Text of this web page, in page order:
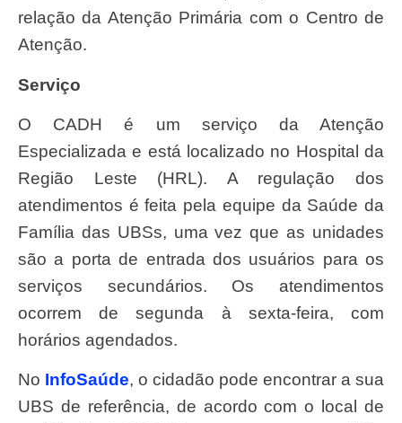
relação da Atenção Primária com o Centro de
Atenção.
Serviço
O CADH é um serviço da Atenção
Especializada e está localizado no Hospital da
Região Leste (HRL). A regulação dos
atendimentos é feita pela equipe da Saúde da
Família das UBSs, uma vez que as unidades
são a porta de entrada dos usuários para os
serviços secundários. Os atendimentos
ocorrem de segunda à sexta-feira, com
horários agendados.
No InfoSaúde, o cidadão pode encontrar a sua
UBS de referência, de acordo com o local de